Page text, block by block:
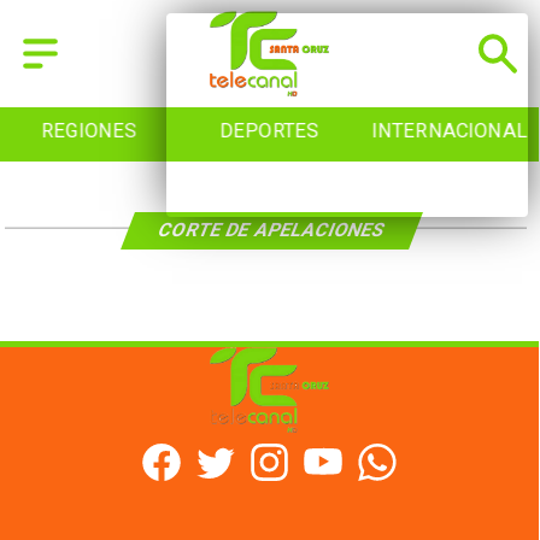
REGIONES DEPORTES INTERNACIONAL
CORTE DE APELACIONES